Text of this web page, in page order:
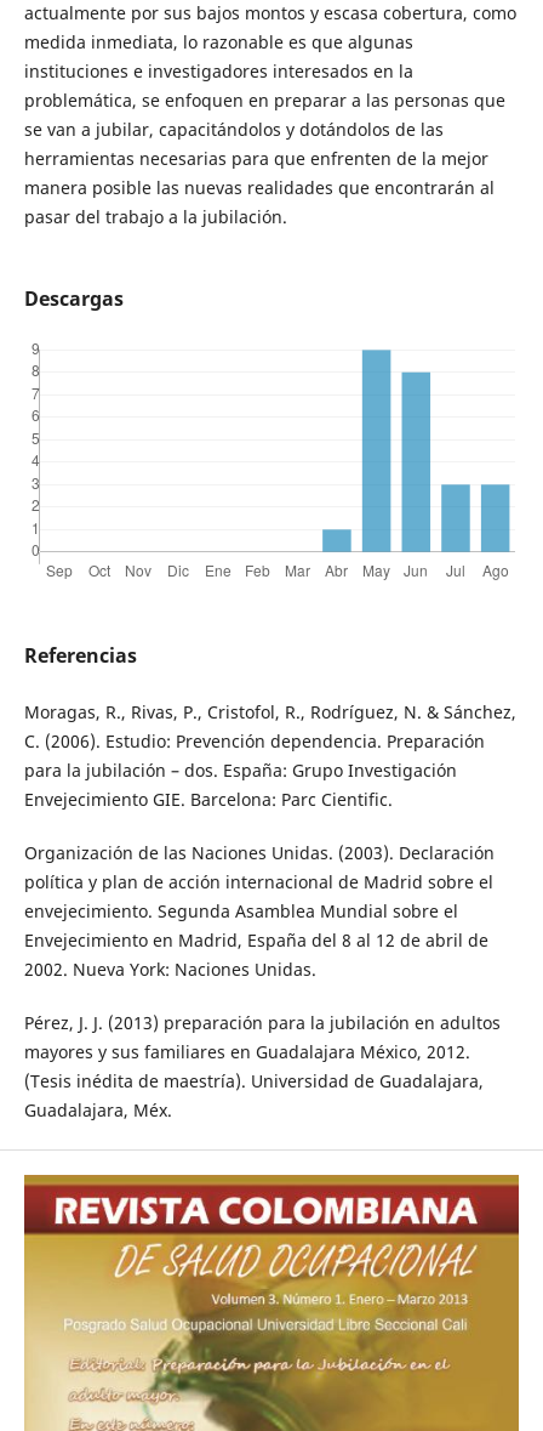
actualmente por sus bajos montos y escasa cobertura, como
medida inmediata, lo razonable es que algunas
instituciones e investigadores interesados en la
problemática, se enfoquen en preparar a las personas que
se van a jubilar, capacitándolos y dotándolos de las
herramientas necesarias para que enfrenten de la mejor
manera posible las nuevas realidades que encontrarán al
pasar del trabajo a la jubilación.
Descargas
Referencias
Moragas, R., Rivas, P., Cristofol, R., Rodríguez, N. & Sánchez,
C. (2006). Estudio: Prevención dependencia. Preparación
para la jubilación – dos. España: Grupo Investigación
Envejecimiento GIE. Barcelona: Parc Cientific.
Organización de las Naciones Unidas. (2003). Declaración
política y plan de acción internacional de Madrid sobre el
envejecimiento. Segunda Asamblea Mundial sobre el
Envejecimiento en Madrid, España del 8 al 12 de abril de
2002. Nueva York: Naciones Unidas.
Pérez, J. J. (2013) preparación para la jubilación en adultos
mayores y sus familiares en Guadalajara México, 2012.
(Tesis inédita de maestría). Universidad de Guadalajara,
Guadalajara, Méx.